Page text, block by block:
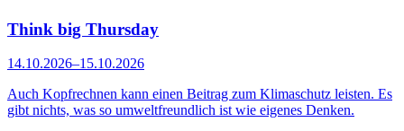
Think big Thursday
14.10.2026–15.10.2026
Auch Kopfrechnen kann einen Beitrag zum Klimaschutz leisten. Es
gibt nichts, was so umweltfreundlich ist wie eigenes Denken.